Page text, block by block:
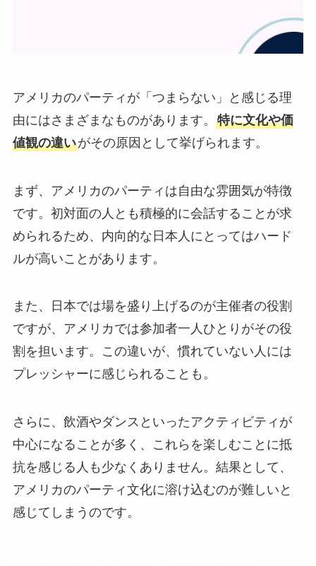
アメリカのパーティが「つまらない」と感じる理
由にはさまざまなものがあります。 特に文化や価
値観の違いがその原因として挙げられます。
まず、アメリカのパーティは自由な雰囲気が特徴
です。初対面の人とも積極的に会話することが求
められるため、内向的な日本人にとってはハード
ルが高いことがあります。
また、日本では場を盛り上げるのが主催者の役割
ですが、アメリカでは参加者一人ひとりがその役
割を担います。この違いが、慣れていない人には
プレッシャーに感じられることも。
さらに、飲酒やダンスといったアクティビティが
中心になることが多く、これらを楽しむことに抵
抗を感じる人も少なくありません。結果として、
アメリカのパーティ文化に溶け込むのが難しいと
感じてしまうのです。